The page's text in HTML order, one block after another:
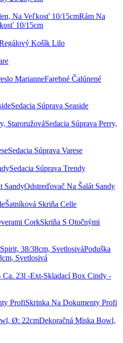
Rám Na
10/15cm
Košík Lilo
Farebné Čalúnené
Sedacia Súprava Seaside
Sedacia Súprava Perry,
Sedacia Súprava Varese
Sedacia Súprava Trendy
Odstreďovač Na Šalát Sandy
Šatníková Skriňa Celle
Skriňa S Otočnými
Poduška
Svetlosivá
Skladací Box Cindy -
Skrinka Na Dokumenty Profi
Dekoračná Miska Bowl,